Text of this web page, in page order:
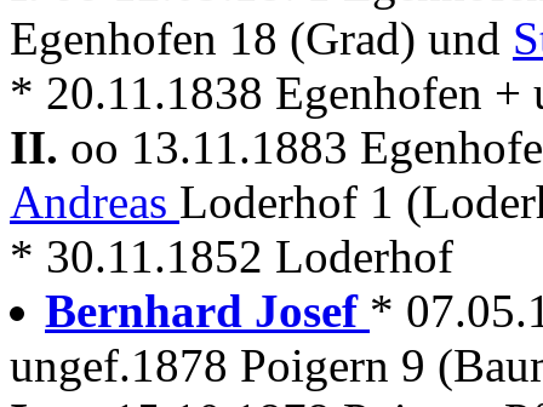
Egenhofen 18 (Grad) und
* 20.11.1838 Egenhofen +
II. oo 13.11.1883
Andreas Loderhof 1
* 30.11.1852 Loderhof
Bernhard Josef *
ungef.1878 Poigern 9